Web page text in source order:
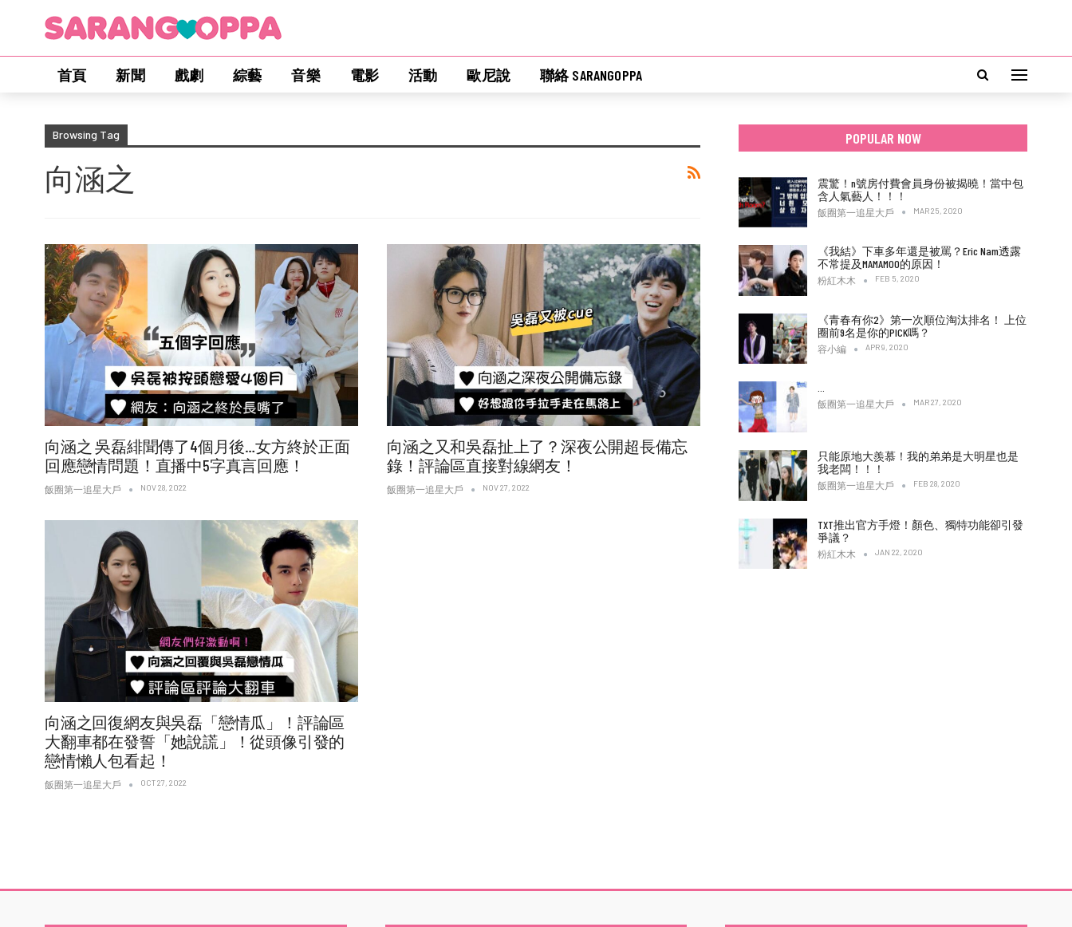
首頁 新聞 戲劇 綜藝 音樂 電影 活動 歐尼說 聯絡 SARANGOPPA
Browsing Tag
向涵之
向涵之 吳磊緋聞傳了4個月後…女方終於正面
回應戀情問題！直播中5字真言回應！
飯圈第一追星大戶 NOV 28, 2022
向涵之又和吳磊扯上了？深夜公開超長備忘
錄！評論區直接對線網友！
飯圈第一追星大戶 NOV 27, 2022
向涵之回復網友與吳磊「戀情瓜」！評論區
大翻車都在發誓「她說謊」！從頭像引發的
戀情懶人包看起！
飯圈第一追星大戶 OCT 27, 2022
POPULAR NOW
震驚！n號房付費會員身份被揭曉！當中包
含人氣藝人！！！
飯圈第一追星大戶 MAR 25, 2020
《我結》下車多年還是被罵？Eric Nam透露
不常提及MAMAMOO的原因！
粉紅木木 FEB 5, 2020
《青春有你2》第一次順位淘汰排名！ 上位
圈前9名是你的PICK嗎？
容小編 APR 9, 2020
飯圈第一追星大戶 MAR 27, 2020
只能原地大羨慕！我的弟弟是大明星也是
我老闆！！！
飯圈第一追星大戶 FEB 28, 2020
TXT推出官方手燈！顏色、獨特功能卻引發
爭議？
粉紅木木 JAN 22, 2020